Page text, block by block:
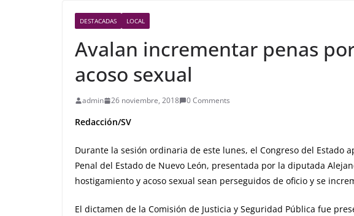
DESTACADAS LOCAL
Avalan incrementar penas
acoso sexual
admin 26 noviembre, 2018 0 Comments
Redacción/SV
Durante la sesión ordinaria de este lunes, el Congreso del Estado
Penal del Estado de Nuevo León, presentada por la diputada
hostigamiento y acoso sexual sean perseguidos de oficio y se
El dictamen de la Comisión de Justicia y Seguridad Pública fue